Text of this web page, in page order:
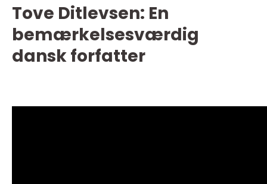
Tove Ditlevsen: En
bemærkelsesværdig
dansk forfatter